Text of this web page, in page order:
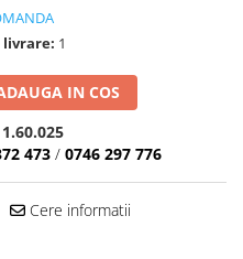
livrare: 1
IN COS
1.60.025
473 / 0746 297 776
Cere informatii